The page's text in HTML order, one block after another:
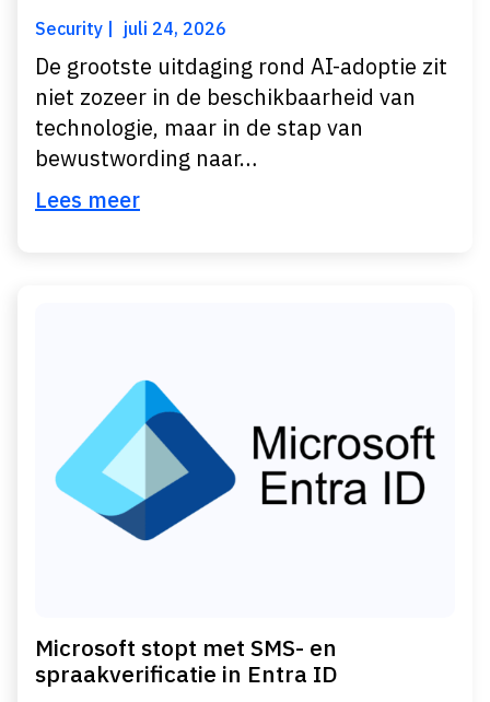
Security juli 24, 2026
De grootste uitdaging rond AI-adoptie zit
niet zozeer in de beschikbaarheid van
technologie, maar in de stap van
bewustwording naar…
Lees meer
Microsoft stopt met SMS- en
spraakverificatie in Entra ID